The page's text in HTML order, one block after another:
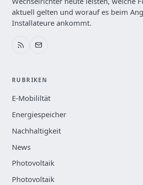
aktuell gelten und worauf es beim
Installateure ankommt.
RUBRIKEN
E-Mobililtät
Energiespeicher
Nachhaltigkeit
News
Photovoltaik
Photovoltaik